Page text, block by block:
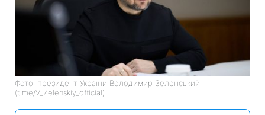
Фото: президент України Володимир Зеленський
(t.me/V_Zelenskiy_official)